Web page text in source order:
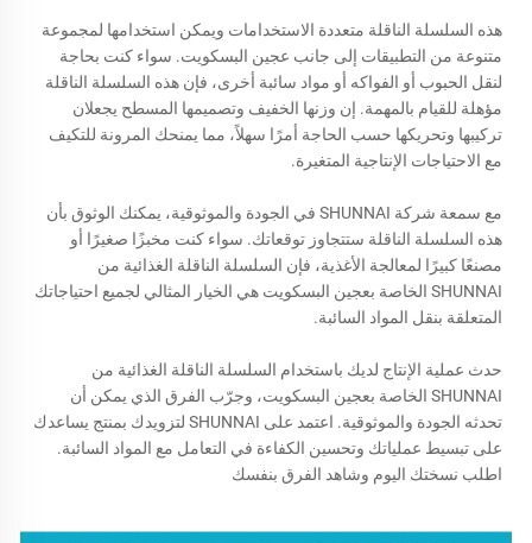
هذه السلسلة الناقلة متعددة الاستخدامات ويمكن استخدامها لمجموعة
متنوعة من التطبيقات إلى جانب عجين البسكويت. سواء كنت بحاجة
لنقل الحبوب أو الفواكه أو مواد سائبة أخرى، فإن هذه السلسلة الناقلة
مؤهلة للقيام بالمهمة. إن وزنها الخفيف وتصميمها المسطح يجعلان
تركيبها وتحريكها حسب الحاجة أمرًا سهلاً، مما يمنحك المرونة للتكيف
مع الاحتياجات الإنتاجية المتغيرة.
مع سمعة شركة SHUNNAI في الجودة والموثوقية، يمكنك الوثوق بأن
هذه السلسلة الناقلة ستتجاوز توقعاتك. سواء كنت مخبزًا صغيرًا أو
مصنعًا كبيرًا لمعالجة الأغذية، فإن السلسلة الناقلة الغذائية من
SHUNNAI الخاصة بعجين البسكويت هي الخيار المثالي لجميع احتياجاتك
المتعلقة بنقل المواد السائبة.
حدث عملية الإنتاج لديك باستخدام السلسلة الناقلة الغذائية من
SHUNNAI الخاصة بعجين البسكويت، وجرّب الفرق الذي يمكن أن
تحدثه الجودة والموثوقية. اعتمد على SHUNNAI لتزويدك بمنتج يساعدك
على تبسيط عملياتك وتحسين الكفاءة في التعامل مع المواد السائبة.
اطلب نسختك اليوم وشاهد الفرق بنفسك